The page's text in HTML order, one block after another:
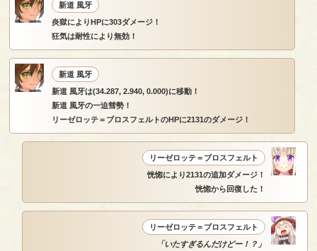
新道 風牙
炎獄によりHPに303ダメージ！
狂気は耐性により無効！
新道 風牙
新道 風牙は(34.287, 2.940, 0.000)に移動！
新道 風牙の一迫彗勢！
リーゼロッテ＝ブロスフェルトのHPに2131のダメージ！
リーゼロッテ＝ブロスフェルト
恍惚により2131の追加ダメージ！
恍惚から回復した！
リーゼロッテ＝ブロスフェルト
「いたすぎるんだけどー！？」